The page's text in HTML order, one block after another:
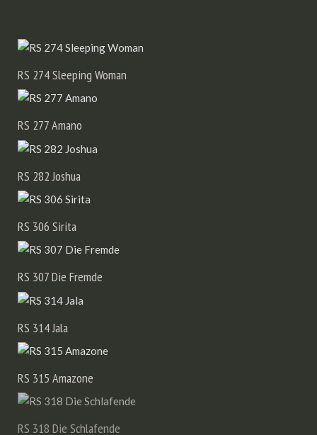
RS 274 Sleeping Woman
RS 277 Amano
RS 282 Joshua
RS 306 Sirita
RS 307 Die Fremde
RS 314 Jala
RS 315 Amazone
RS 318 Die Schlafende